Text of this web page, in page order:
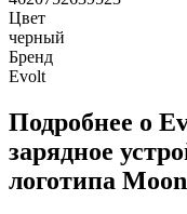
Цвет
черный
Бренд
Evolt
Подробнее о
зарядное
логотипа